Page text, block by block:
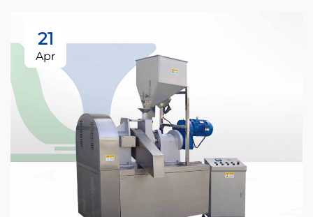
21
Apr